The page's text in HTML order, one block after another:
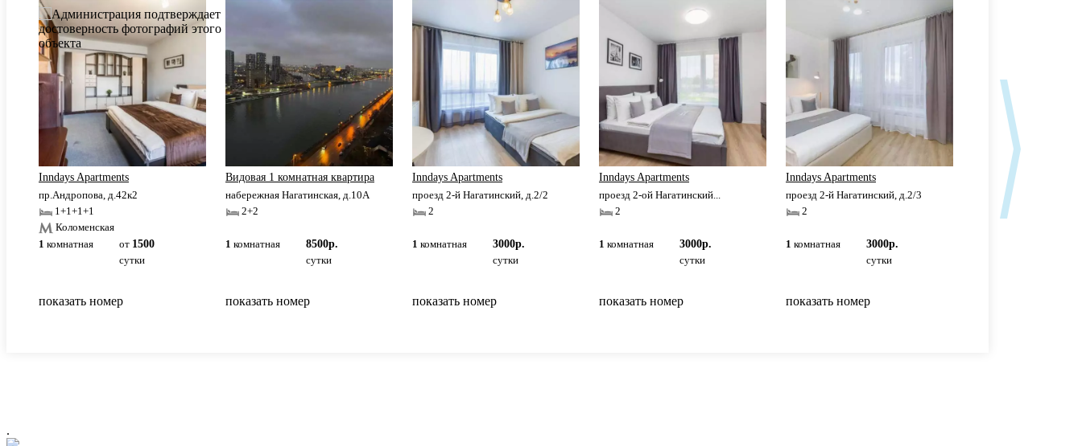
Inndays Apartments
пр.Андропова, д.42к2
1+1+1+1
Коломенская
1 комнатная от 1500
сутки
показать номер
Видовая 1 комнатная квартира
набережная Нагатинская, д.10А
2+2
1 комнатная
8500р.
сутки
показать номер
Inndays Apartments
проезд 2-й Нагатинский, д.2/2
2
1 комнатная
3000р.
сутки
показать номер
Inndays Apartments
проезд 2-ой Нагатинский...
2
1 комнатная
3000р.
сутки
показать номер
Inndays Apartments
проезд 2-й Нагатинский, д.2/3
2
1 комнатная
3000р.
сутки
показать номер
Inndays Apartments
проезд 2-й
.